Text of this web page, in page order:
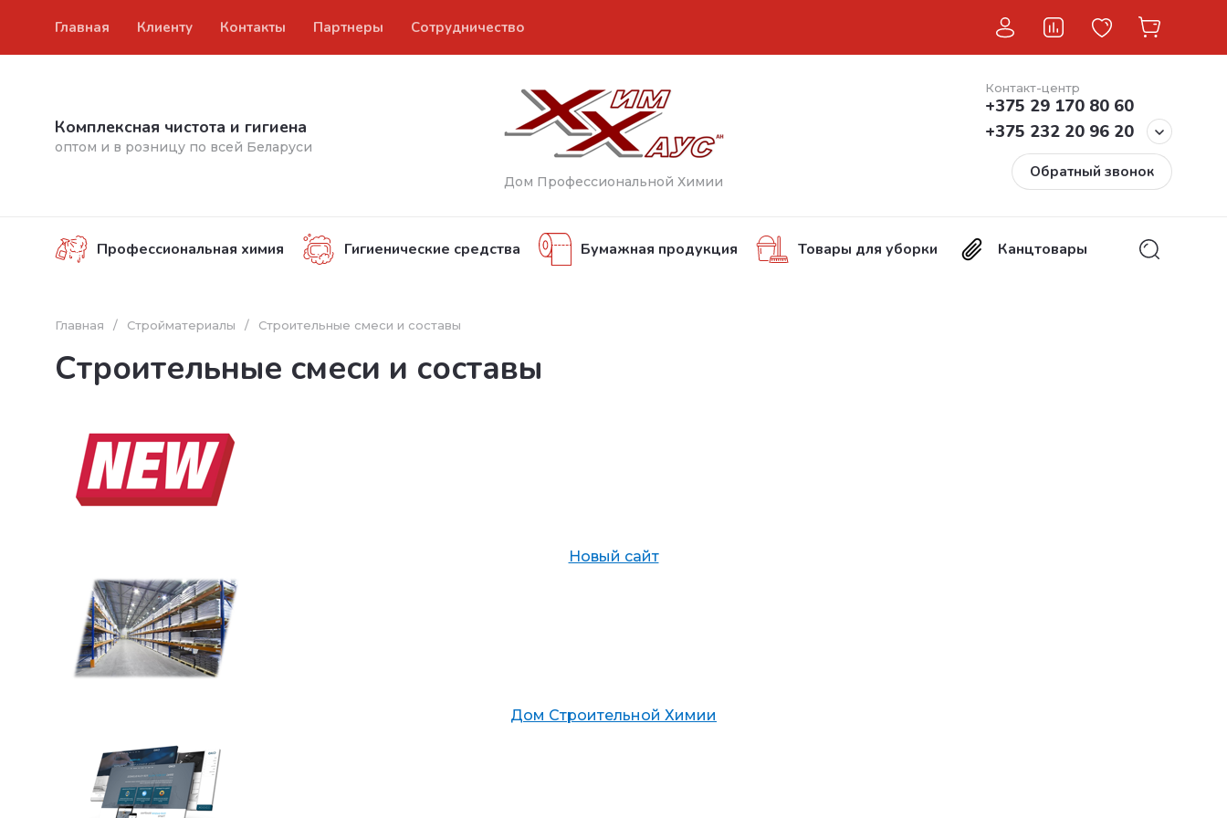
Главная Клиенту Контакты Партнеры Сотрудничество
Дом Профессиональной Химии
Комплексная чистота и гигиена
оптом и в розницу по всей Беларуси
Контакт-центр
+375 29 170 80 60
+375 232 20 96 20
Обратный звонок
Профессиональная химия Гигиенические средства Бумажная продукция Товары для уборки Канцтовары Хозтовары
Главная / Стройматериалы / Строительные смеси и составы
Строительные смеси и составы
Новый сайт
Дом Строительной Химии